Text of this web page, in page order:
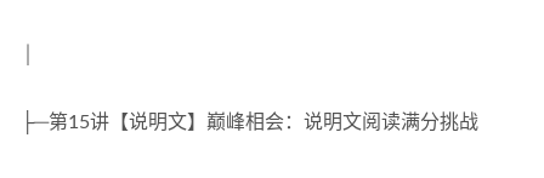
├─第15讲【说明文】巅峰相会：说明文阅读满分挑战